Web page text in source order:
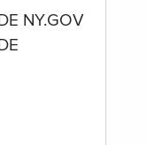
NY.GOV